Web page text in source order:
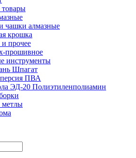
товары
чашки алмазные
крошка
прочее
прошивное
инструменты
Шпагат
ПВА
ЭД-20 Полиэтиленполиамин
метлы